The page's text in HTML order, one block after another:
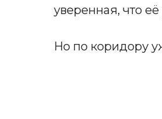
уверенная, что
Но по коридору